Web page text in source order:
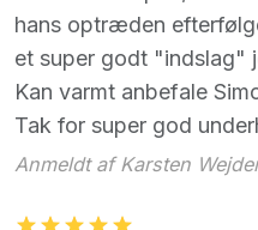
hans optræden
et super godt "indslag"
Kan varmt anbefale
Tak for super god
Anmeldt af Karsten